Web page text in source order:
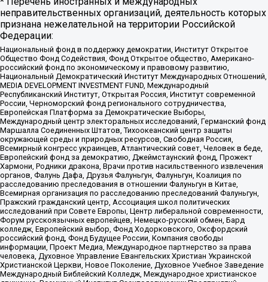
неправительственных организаций, деятельность которых
признана нежелательной на территории Российской
Федерации:
Национальный фонд в поддержку демократии, Институт Открытое
Общество Фонд Содействия, Фонд Открытое общество, Американо-
российский фонд по экономическому и правовому развитию,
Национальный Демократический Институт Международных Отношений,
MEDIA DEVELOPMENT INVESTMENT FUND, Международный
Республиканский Институт, Открытая Россия, Институт современной
России, Черноморский фонд регионального сотрудничества,
Европейская Платформа за Демократические Выборы,
Международный центр электоральных исследований, Германский фонд
Маршалла Соединенных Штатов, Тихоокеанский центр защиты
окружающей среды и природных ресурсов, Свободная Россия,
Всемирный конгресс украинцев, Атлантический совет, Человек в беде,
Европейский фонд за демократию, Джеймстаунский фонд, Прожект
Хармони, Родники дракона, Врачи против насильственного извлечения
органов, Фалунь Дафа, Друзья Фалуньгун, Фалуньгун, Коалиция по
расследованию преследования в отношении Фалуньгун в Китае,
Всемирная организация по расследованию преследований Фалуньгун,
Пражский гражданский центр, Ассоциация школ политических
исследований при Совете Европы, Центр либеральной современности,
Форум русскоязычных европейцев, Немецко-русский обмен, Бард
колледж, Европейский выбор, Фонд Ходорковского, Оксфордский
российский фонд, Фонд Будущее России, Компания свободы
информации, Проект Медиа, Международное партнерство за права
человека, Духовное Управление Евангельских Христиан Украинской
Христианской Церкви, Новое Поколение, Духовное Учебное Заведение
Международный Библейский Колледж, Международное христианское